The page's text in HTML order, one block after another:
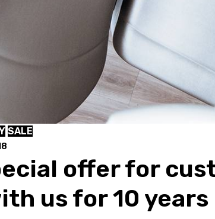
SALE
18
offer for
us for 10 years